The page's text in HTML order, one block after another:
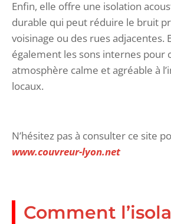
Enfin, elle offre une isolation
durable qui peut réduire le bruit
voisinage ou des rues adjacentes.
également les sons internes pour
atmosphère calme et agréable à
locaux.
N’hésitez pas à consulter ce site
www.couvreur-lyon.net
Comment